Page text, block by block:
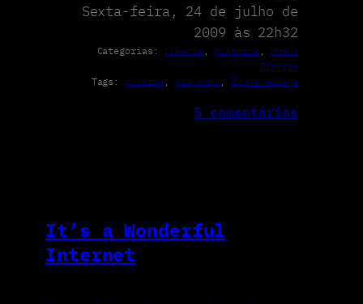
Sexta-feira, 24 de julho de
2009 às 22h32
Categorias: Ciência História
Mondo
Bizarro
Tags: bizarro gravidez lenda urbana
5 comentários
It’s a Wonderful
Internet